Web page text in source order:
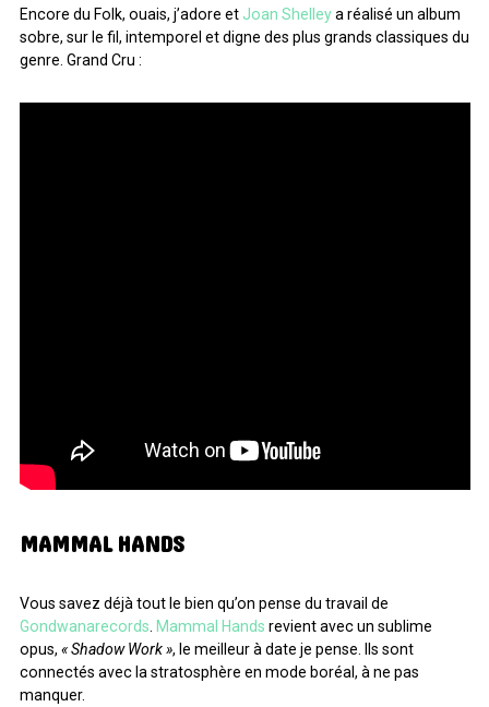
Encore du Folk, ouais, j’adore et Joan Shelleya réalisé un album
sobre, sur le fil, intemporel et digne des plus grands classiques du
genre. Grand Cru :
MAMMAL HANDS
Vous savez déjà tout le bien qu’on pense du travail de
Gondwanarecords Mammal Hands revient avec un sublime
opus, « Shadow Work », le meilleur à date je pense. Ils sont
connectés avec la stratosphère en mode boréal, à ne pas
manquer.